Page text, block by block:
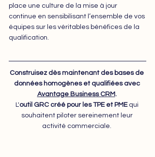
place une culture de la mise à jour
continue en sensibilisant l’ensemble de vos
équipes sur les véritables bénéfices de la
qualification.
Construisez dès maintenant des bases de
données homogènes et qualifiées avec
Avantage Business CRM.
L'outil GRC créé pour les TPE et PME qui
souhaitent piloter sereinement leur
activité commerciale.